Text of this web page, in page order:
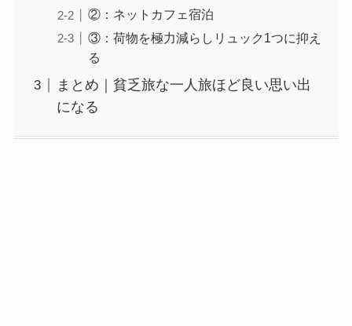
②：ネットカフェ宿泊
③：荷物を極力減らしリュック1つに抑え
る
まとめ｜貧乏旅な一人旅ほど良い思い出
になる